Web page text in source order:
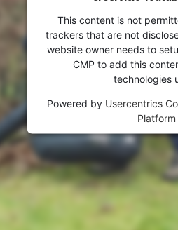
This content is not
trackers that are not
website owner needs to
CMP to add this
technologies
Powered by Usercentrics
Platform